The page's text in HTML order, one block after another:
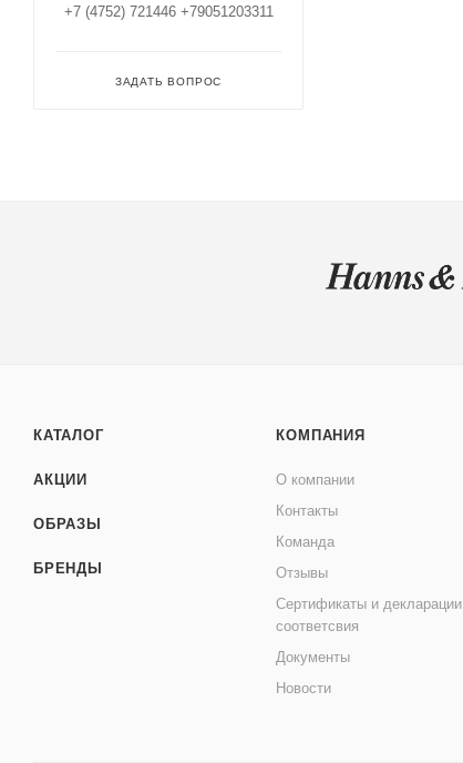
+7 (4752) 721446 +79051203311
ЗАДАТЬ ВОПРОС
КАТАЛОГ
АКЦИИ
ОБРАЗЫ
БРЕНДЫ
КОМПАНИЯ
О компании
Контакты
Команда
Отзывы
Сертификаты и декларации
соответсвия
Документы
Новости